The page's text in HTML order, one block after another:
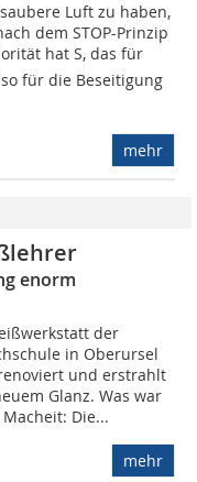
Luft zu haben,
dem STOP-Prinzip
hat S, das für
für die Beseitigung
mehr
enorm
der
in Oberursel
und erstrahlt
Glanz. Was war
Die...
mehr